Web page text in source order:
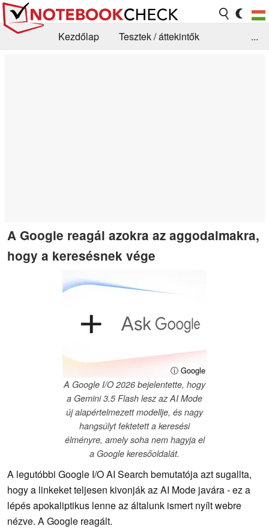
Kezdőlap
Tesztek / áttekintők
...
A Google reagál azokra az aggodalmakra,
hogy a keresésnek vége
ⓘ Google
A Google I/O 2026 bejelentette, hogy
a Gemini 3.5 Flash lesz az AI Mode
új alapértelmezett modellje, és nagy
hangsúlyt fektetett a keresési
élményre, amely soha nem hagyja el
a Google keresőoldalát.
A legutóbbi Google I/O AI Search bemutatója azt sugallta,
hogy a linkeket teljesen kivonják az AI Mode javára - ez a
lépés apokaliptikus lenne az általunk ismert nyílt webre
nézve. A Google reagált.